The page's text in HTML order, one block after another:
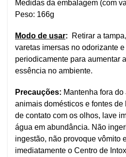
Medidas da embalagem (com
Peso: 166g
Modo de usar:
Retirar a
varetas imersas no odorizante
periodicamente para aumentar
essência no ambiente.
Precauções: Mantenha fora
animais domésticos e fontes de
de contato com os olhos, lave
água em abundância. Não
ingestão, não provoque vômito
imediatamente o Centro de